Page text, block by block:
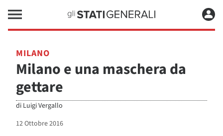
MILANO
Milano e una maschera da
gettare
di Luigi Vergallo
12 Ottobre 2016